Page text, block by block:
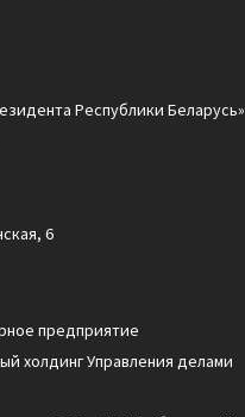
Республики Беларусь»
6
предприятие
холдинг Управления делами